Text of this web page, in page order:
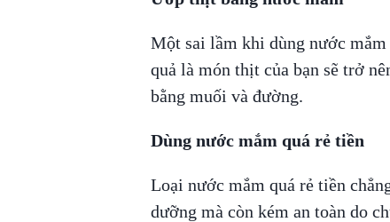
Một sai lầm khi dùng nước
quả là món thịt của bạn sẽ trở
bằng muối và đường.
Dùng nước mắm quá rẻ tiền
Loại nước mắm quá rẻ tiền
dưỡng mà còn kém an toàn do